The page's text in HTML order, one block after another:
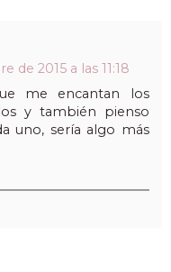
de 2015 a las 11:18
me encantan los
y también pienso
uno, sería algo más